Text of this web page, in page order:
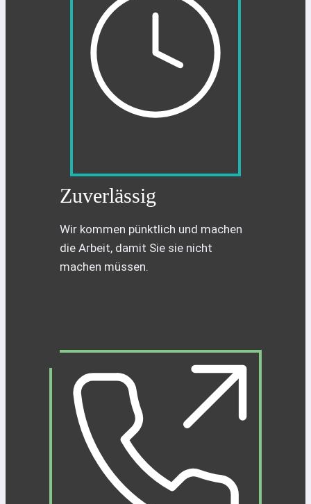
Zuverlässig
Wir kommen pünktlich und machen
die Arbeit, damit Sie sie nicht
machen müssen.